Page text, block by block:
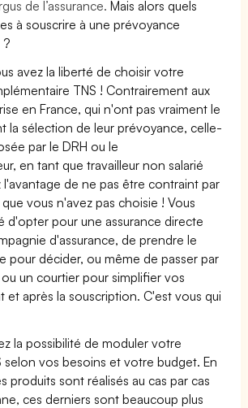
de l’assurance. Mais alors quels
à souscrire à une prévoyance
?
avez la liberté de choisir votre
TNS ! Contrairement aux
en France, qui n'ont pas vraiment le
la sélection de leur prévoyance, celle-
par le DRH ou le
en tant que travailleur non salarié
l'avantage de ne pas être contraint par
vous n'avez pas choisie ! Vous
d'opter pour une assurance directe
d'assurance, de prendre le
pour décider, ou même de passer par
un courtier pour simplifier vos
et après la souscription. C'est vous qui
la possibilité de moduler votre
selon vos besoins et votre budget. En
produits sont réalisés au cas par cas
ces derniers sont beaucoup plus